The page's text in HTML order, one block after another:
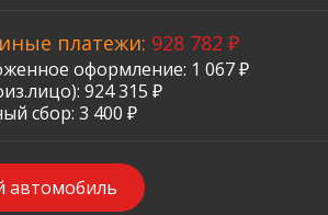
платежи: 928 782 ₽
оформление: 1 067 ₽
924 315 ₽
сбор: 3 400 ₽
автомобиль